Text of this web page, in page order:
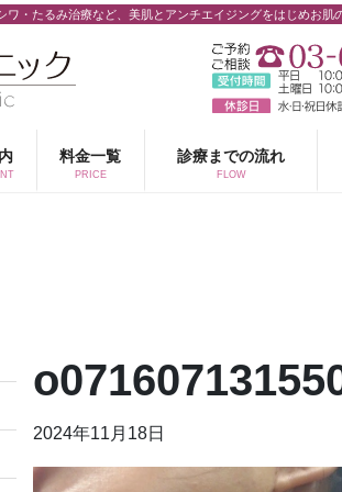
・たるみ治療など、美肌とアンチエイジングをはじめお
料金一覧
PRICE
診療までの流れ
FLOW
2024年11月18日